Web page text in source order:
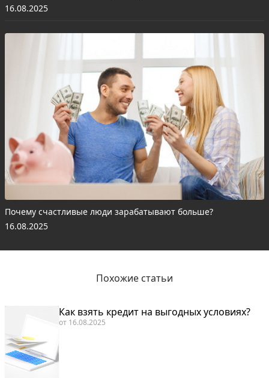
16.08.2025
Почему счастливые люди зарабатывают больше?
16.08.2025
Похожие статьи
Как взять кредит на выгодных условиях?
от 16.08.2025